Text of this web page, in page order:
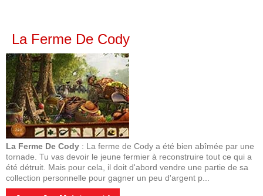
La Ferme De Cody
La Ferme De Cody : La ferme de Cody a été bien abîmée par une
tornade. Tu vas devoir le jeune fermier à reconstruire tout ce qui a
été détruit. Mais pour cela, il doit d'abord vendre une partie de sa
collection personnelle pour gagner un peu d'argent p...